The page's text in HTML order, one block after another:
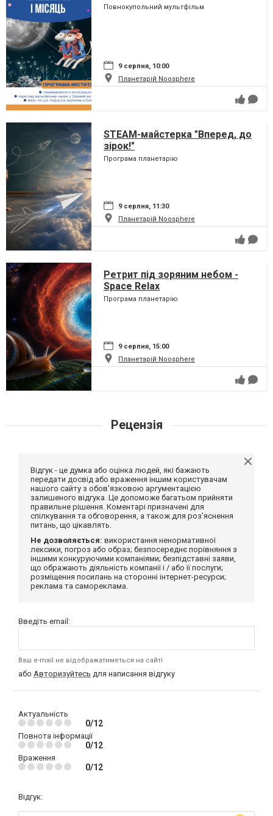
Повнокупольний мультфільм
9 серпня, 10:00
Планетарій Noosphere
STEAM-майстерка "Вперед, до
зірок!"
Програма планетарію
9 серпня, 11:30
Планетарій Noosphere
Ретрит під зоряним небом -
Space Relax
Програма планетарію
9 серпня, 15:00
Планетарій Noosphere
Рецензія
Відгук - це думка або оцінка людей, які бажають
передати досвід або враження іншим користувачам
нашого сайту з обов'язковою аргументацією
залишеного відгука. Це допоможе багатьом прийняти
правильне рішення. Коментарі призначені для
спілкування та обговорення, а також для роз'яснення
питань, що цікавлять.
Не дозволяється: використання ненормативної
лексики, погроз або образ; безпосереднє порівняння з
іншими конкуруючими компаніями; безпідставні заяви,
що ображають діяльність компанії і / або її послуги;
розміщення посилань на сторонні інтернет-ресурси;
реклама та самореклама.
Введіть email:
Ваш e-mail не відображатиметься на сайті
або Авторизуйтесь для написання відгуку
Актуальність
0/12
Повнота інформації
0/12
Враження
0/12
Відгук: